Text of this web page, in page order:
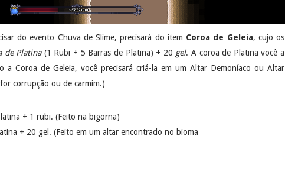
do evento Chuva de Slime, precisará do item Coroa de Geleia, cujo os
de Platina(1 Rubi + 5 Barras de Platina) + 20 gel. A coroa de Platina você a
a Coroa de Geleia, você precisará criá-la em um Altar Demoníaco ou Altar
corrupção ou de carmim.)
+ 1 rubi. (Feito na bigorna)
+ 20 gel. (Feito em um altar encontrado no bioma